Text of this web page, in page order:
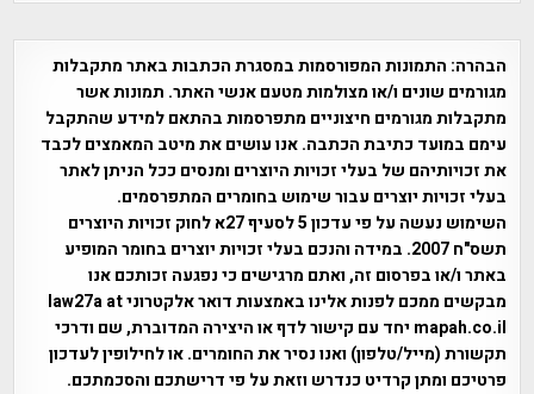
הבהרה: התמונות המפורסמות במסגרת הכתבות באתר מתקבלות
מגורמים שונים ו/או מצולמות מטעם אנשי האתר. תמונות אשר
מתקבלות מגורמים חיצוניים מתפרסמות בהתאם למידע שהתקבל
עימם במועד כתיבת הכתבה. אנו עושים את מיטב המאמצים לכבד
את זכויותיהם של בעלי זכויות היוצרים ומנסים ככל הניתן לאתר
בעלי זכויות יוצרים עבור שימוש בחומרים המתפרסמים.
השימוש נעשה על פי עדכון 5 לסעיף 27א לחוק זכויות היוצרים
תשס"ח 2007. במידה והנכם בעלי זכויות יוצרים בחומר המופיע
באתר ו/או בפרסום זה, ואתם מרגישים כי נפגעה זכותכם אנו
מבקשים ממכם לפנות אלינו באמצעות דואר אלקטרוני law27a at
mapah.co.il יחד עם קישור לדף או היצירה המדוברת, שם ודרכי
תקשורת (מייל/טלפון) ואנו נסיר את החומרים. או לחילופין לעדכון
פרטיכם ומתן קרדיט כנדרש וזאת על פי דרישתכם והסכמתכם.